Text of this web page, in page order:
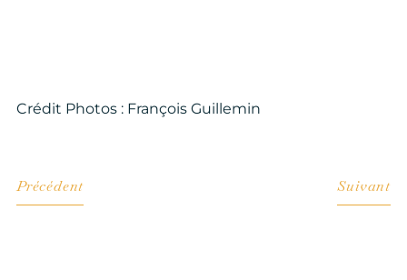
Crédit Photos : François Guillemin
Précédent Suivant